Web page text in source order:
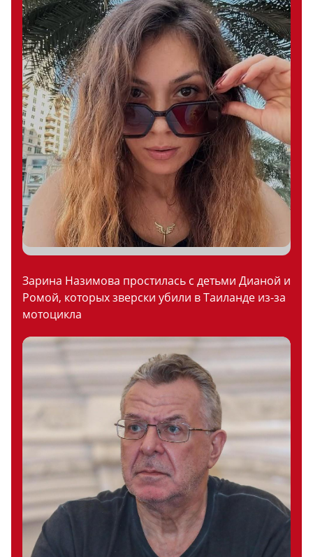
Зарина Назимова простилась с детьми Дианой и
Ромой, которых зверски убили в Таиланде из-за
мотоцикла